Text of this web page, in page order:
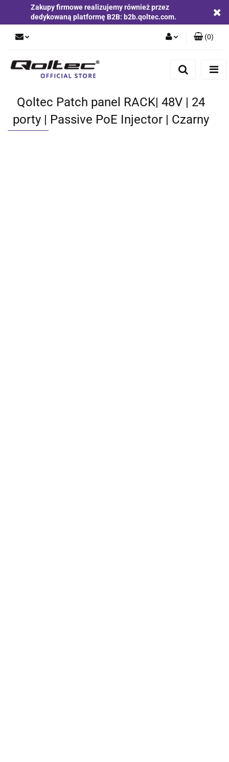
Zakupy firmowe realizujemy również przez
dedykowaną platformę B2B: b2b.qoltec.com.
Zgody cookies
(0)
Qoltec Patch panel RACK| 48V | 24
porty | Passive PoE Injector | Czarny